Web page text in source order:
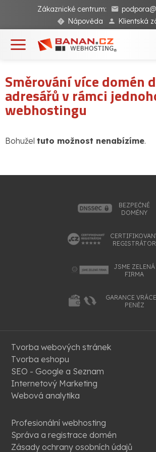
Zákaznické centrum:
Nápověda
Klientská
Směrování více domén
adresářů v rámci
webhostingu
Bohužel tuto možnost nenabízíme.
BEZPEČNÉ
DOMÉNY
REGISTRÁTOR
JSME ZELENÁ
FIRMA
GARANCE
PENĚZ
Tvorba webových stránek
Tvorba eshopu
SEO - Google a Seznam
Internetový Marketing
Webová analytika
Profesionální webhosting
Správa a registrace domén
Zásady ochrany osobních údajů